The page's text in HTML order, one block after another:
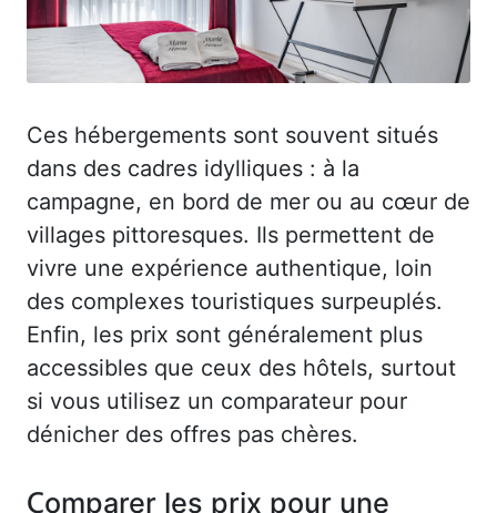
Ces hébergements sont souvent situés
dans des cadres idylliques : à la
campagne, en bord de mer ou au cœur de
villages pittoresques. Ils permettent de
vivre une expérience authentique, loin
des complexes touristiques surpeuplés.
Enfin, les prix sont généralement plus
accessibles que ceux des hôtels, surtout
si vous utilisez un comparateur pour
dénicher des offres pas chères.
Comparer les prix pour une